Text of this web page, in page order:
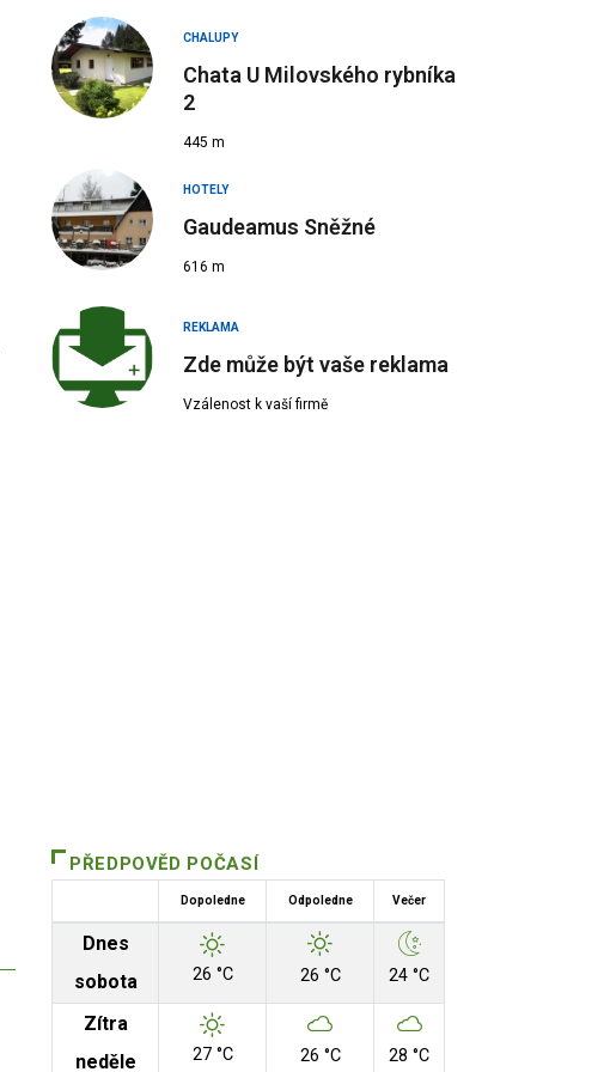
CHALUPY
Chata U Milovského rybníka
2
445 m
HOTELY
Gaudeamus Sněžné
616 m
REKLAMA
Zde může být vaše reklama
Vzálenost k vaší firmě
PŘEDPOVĚD POČASÍ
Dopoledne Odpoledne Večer
Dnes
sobota
26 °C 26 °C 24 °C
Zítra
neděle
27 °C 26 °C 28 °C